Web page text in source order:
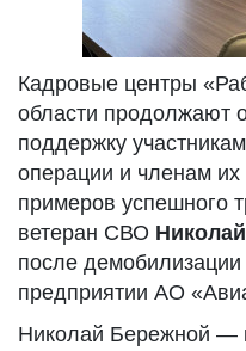
Кадровые центры
области продолжают
поддержку
операции и членам
примеров успешного
ветеран СВО
после
предприятии АО
Николай Бережной —